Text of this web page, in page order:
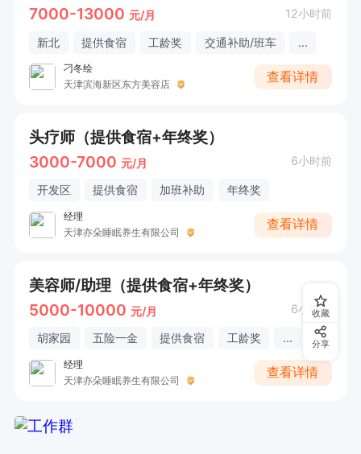
7000-13000 元/月 12小时前
新北 提供食宿 工龄奖 交通补助/班车 ...
刁冬绘
天津滨海新区东方美容店
查看详情
头疗师（提供食宿+年终奖）
3000-7000 元/月 6小时前
开发区 提供食宿 加班补助 年终奖
经理
天津亦朵睡眠养生有限公司
查看详情
美容师/助理（提供食宿+年终奖）
5000-10000 元/月 6小时前
胡家园 五险一金 提供食宿 工龄奖 ...
经理
天津亦朵睡眠养生有限公司
查看详情
收藏
分享